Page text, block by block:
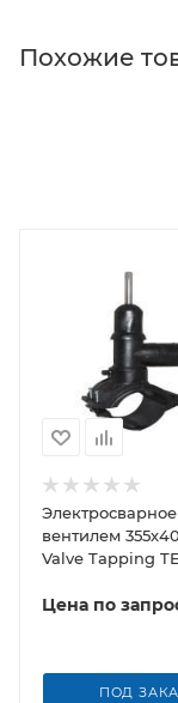
Похожие
вентилем
Valve Tapping
Цена по
ПОД